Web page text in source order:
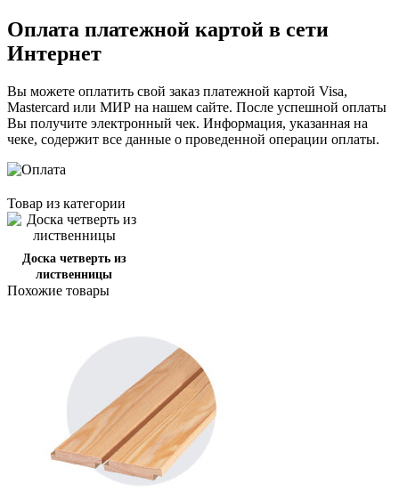
Оплата платежной картой в сети
Интернет
Вы можете оплатить свой заказ платежной картой Visa,
Mastercard или МИР на нашем сайте. После успешной оплаты
Вы получите электронный чек. Информация, указанная на
чеке, содержит все данные о проведенной операции оплаты.
Товар из категории
Доска четверть из
лиственницы
Похожие товары